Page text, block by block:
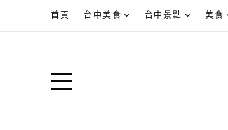
首頁 台中美食 台中景點 美食